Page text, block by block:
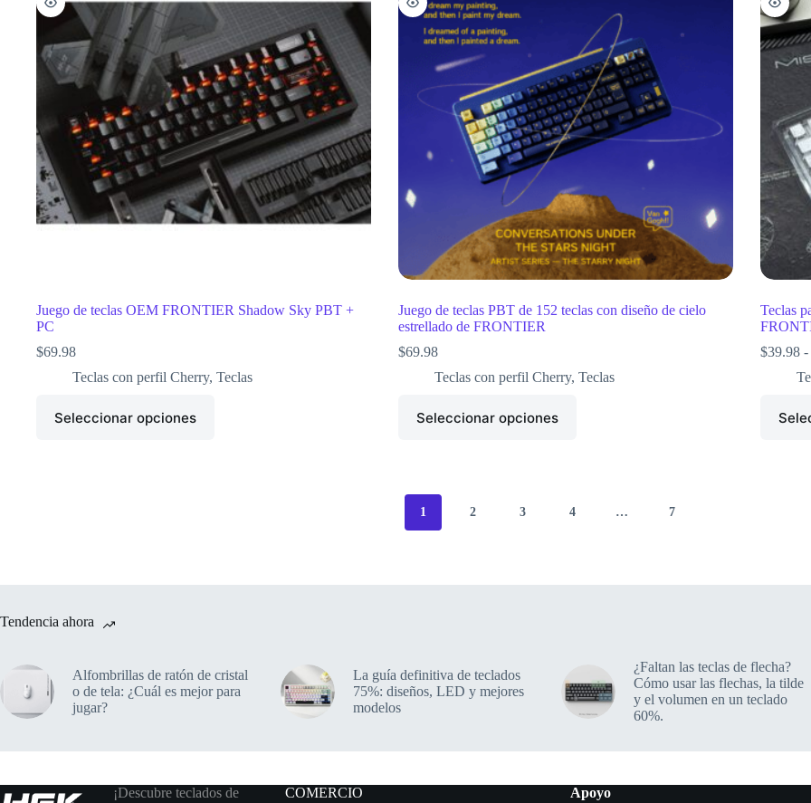
Juego de teclas OEM FRONTIER Shadow Sky PBT +
PC
$69.98
Teclas con perfil Cherry, Teclas
Seleccionar opciones
Juego de teclas PBT de 152 teclas con diseño de cielo
estrellado de FRONTIER
$69.98
Teclas con perfil Cherry, Teclas
Seleccionar opciones
Teclas
$39.98 -
1 2 3 4 … 7
Tendencia ahora
Alfombrillas de ratón de cristal
o de tela: ¿Cuál es mejor para
jugar?
La guía definitiva de teclados
75%: diseños, LED y mejores
modelos
¿Faltan las teclas de flecha?
Cómo usar las flechas, la tilde
y el volumen en un teclado
60%.
¡Descubre teclados de
COMERCIO Apoyo